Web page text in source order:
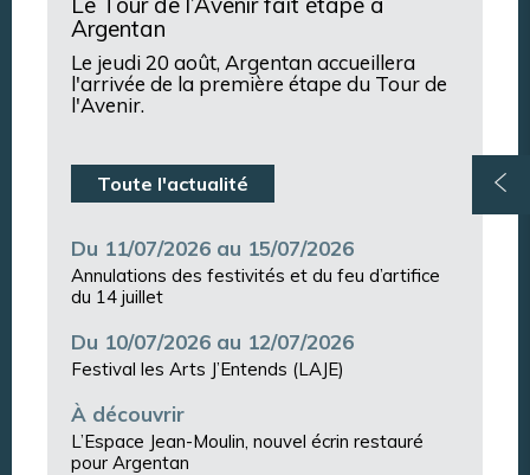
Argentan
Le jeudi 20 août, Argentan accueillera
l'arrivée de la première étape du Tour de
l'Avenir.
Toute l'actualité
Du 11/07/2026 au 15/07/2026
Annulations des festivités et du feu d’artifice
du 14 juillet
Du 10/07/2026 au 12/07/2026
Festival les Arts J’Entends (LAJE)
À découvrir
L’Espace Jean-Moulin, nouvel écrin restauré
pour Argentan